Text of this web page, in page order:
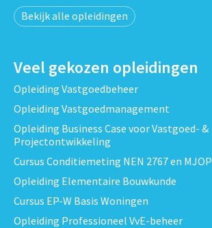
Bekijk alle opleidingen
Veel gekozen opleidingen
Opleiding Vastgoedbeheer
Opleiding Vastgoedmanagement
Opleiding Business Case voor Vastgoed- &
Projectontwikkeling
Cursus Conditiemeting NEN 2767 en MJOP
Opleiding Elementaire Bouwkunde
Cursus EP-W Basis Woningen
Opleiding Professioneel VvE-beheer